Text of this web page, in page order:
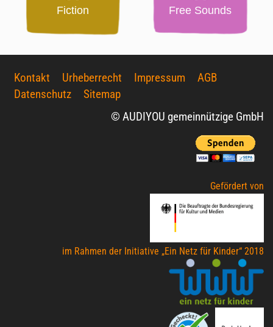
Fiction Free Sounds
Kontakt Urheberrecht Impressum
AGB
Datenschutz
Sitemap
© AUDIYOU gemeinnützige GmbH
Gefördert von
im Rahmen der Initiative „Ein Netz für Kinder“ 2018